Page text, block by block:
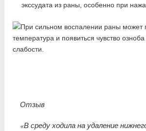
экссудата из раны, особенно при
Отзыв
«В среду ходила на удаление